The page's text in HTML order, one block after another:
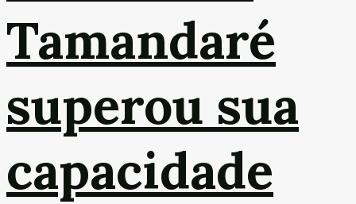
Tamandaré
superou sua
capacidade